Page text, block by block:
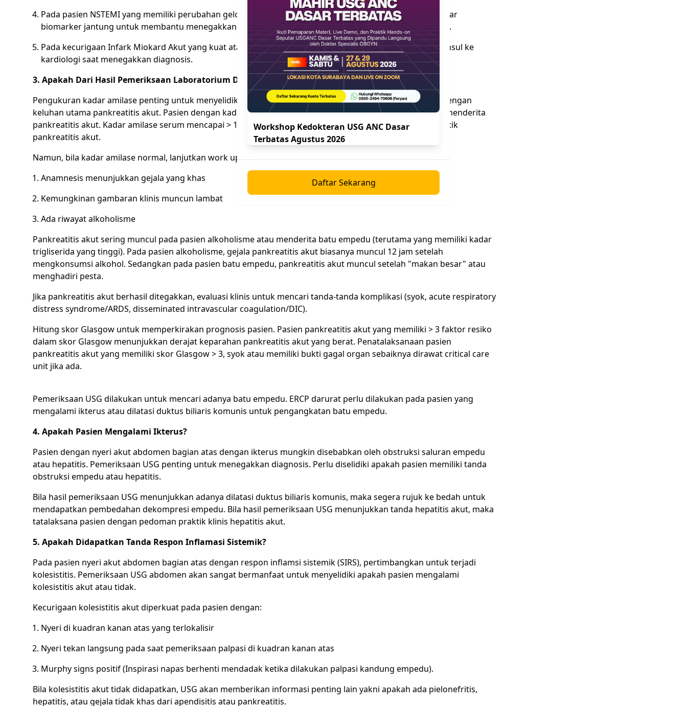
Pada pasien NSTEMI yang memiliki perubahan gelombang T yang tidak spesifik, lakukan pengukuran kadar
biomarker jantung untuk membantu menegakkan diagnosis sambil mencari kemungkinan penyebab lain.
Pada kecurigaan Infark Miokard Akut yang kuat atau muncul keraguan dalam bentuk apapun, segera konsul ke
kardiologi saat menegakkan diagnosis.
3. Apakah Dari Hasil Pemeriksaan Laboratorium Didapatkan Kadar Amilase > 500 U/L?
Pengukuran kadar amilase penting untuk menyelidiki kemungkinan terjadi pankreatitis akut pada pasien dengan
keluhan utama pankreatitis akut. Pasien dengan kadar amilase > 3x nilai normal, memiliki probablitas 95% menderita
pankreatitis akut. Kadar amilase serum mencapai > 1000 U/L sudah dipertimbangkan memiliki nilai diagnostik
pankreatitis akut.
Namun, bila kadar amilase normal, lanjutkan work up pankreatitis akut terutama jika didapatkan:
Anamnesis menunjukkan gejala yang khas
Kemungkinan gambaran klinis muncun lambat
Ada riwayat alkoholisme
Pankreatitis akut sering muncul pada pasien alkoholisme atau menderita batu empedu (terutama yang memiliki kadar
trigliserida yang tinggi). Pada pasien alkoholisme, gejala pankreatitis akut biasanya muncul 12 jam setelah
mengkonsumsi alkohol. Sedangkan pada pasien batu empedu, pankreatitis akut muncul setelah "makan besar" atau
menghadiri pesta.
Jika pankreatitis akut berhasil ditegakkan, evaluasi klinis untuk mencari tanda-tanda komplikasi (syok, acute respiratory
distress syndrome/ARDS, disseminated intravascular coagulation/DIC).
Hitung skor Glasgow untuk memperkirakan prognosis pasien. Pasien pankreatitis akut yang memiliki > 3 faktor resiko
dalam skor Glasgow menunjukkan derajat keparahan pankreatitis akut yang berat. Penatalaksanaan pasien
pankreatitis akut yang memiliki skor Glasgow > 3, syok atau memiliki bukti gagal organ sebaiknya dirawat critical care
unit jika ada.
Pemeriksaan USG dilakukan untuk mencari adanya batu empedu. ERCP darurat perlu dilakukan pada pasien yang
mengalami ikterus atau dilatasi duktus biliaris komunis untuk pengangkatan batu empedu.
4. Apakah Pasien Mengalami Ikterus?
Pasien dengan nyeri akut abdomen bagian atas dengan ikterus mungkin disebabkan oleh obstruksi saluran empedu
atau hepatitis. Pemeriksaan USG penting untuk menegakkan diagnosis. Perlu diselidiki apakah pasien memiliki tanda
obstruksi empedu atau hepatitis.
Bila hasil pemeriksaan USG menunjukkan adanya dilatasi duktus biliaris komunis, maka segera rujuk ke bedah untuk
mendapatkan pembedahan dekompresi empedu. Bila hasil pemeriksaan USG menunjukkan tanda hepatitis akut, maka
tatalaksana pasien dengan pedoman praktik klinis hepatitis akut.
5. Apakah Didapatkan Tanda Respon Inflamasi Sistemik?
Pada pasien nyeri akut abdomen bagian atas dengan respon inflamsi sistemik (SIRS), pertimbangkan untuk terjadi
kolesistitis. Pemeriksaan USG abdomen akan sangat bermanfaat untuk menyelidiki apakah pasien mengalami
kolesistitis akut atau tidak.
Kecurigaan kolesistitis akut diperkuat pada pasien dengan:
Nyeri di kuadran kanan atas yang terlokalisir
Nyeri tekan langsung pada saat pemeriksaan palpasi di kuadran kanan atas
Murphy signs positif (Inspirasi napas berhenti mendadak ketika dilakukan palpasi kandung empedu).
Bila kolesistitis akut tidak didapatkan, USG akan memberikan informasi penting lain yakni apakah ada pielonefritis,
hepatitis, atau gejala tidak khas dari apendisitis atau pankreatitis.
Workshop Kedokteran USG ANC Dasar
Terbatas Agustus 2026
Daftar Sekarang